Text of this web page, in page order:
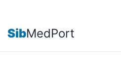
SibMedPort